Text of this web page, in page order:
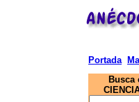
Portada
Busca